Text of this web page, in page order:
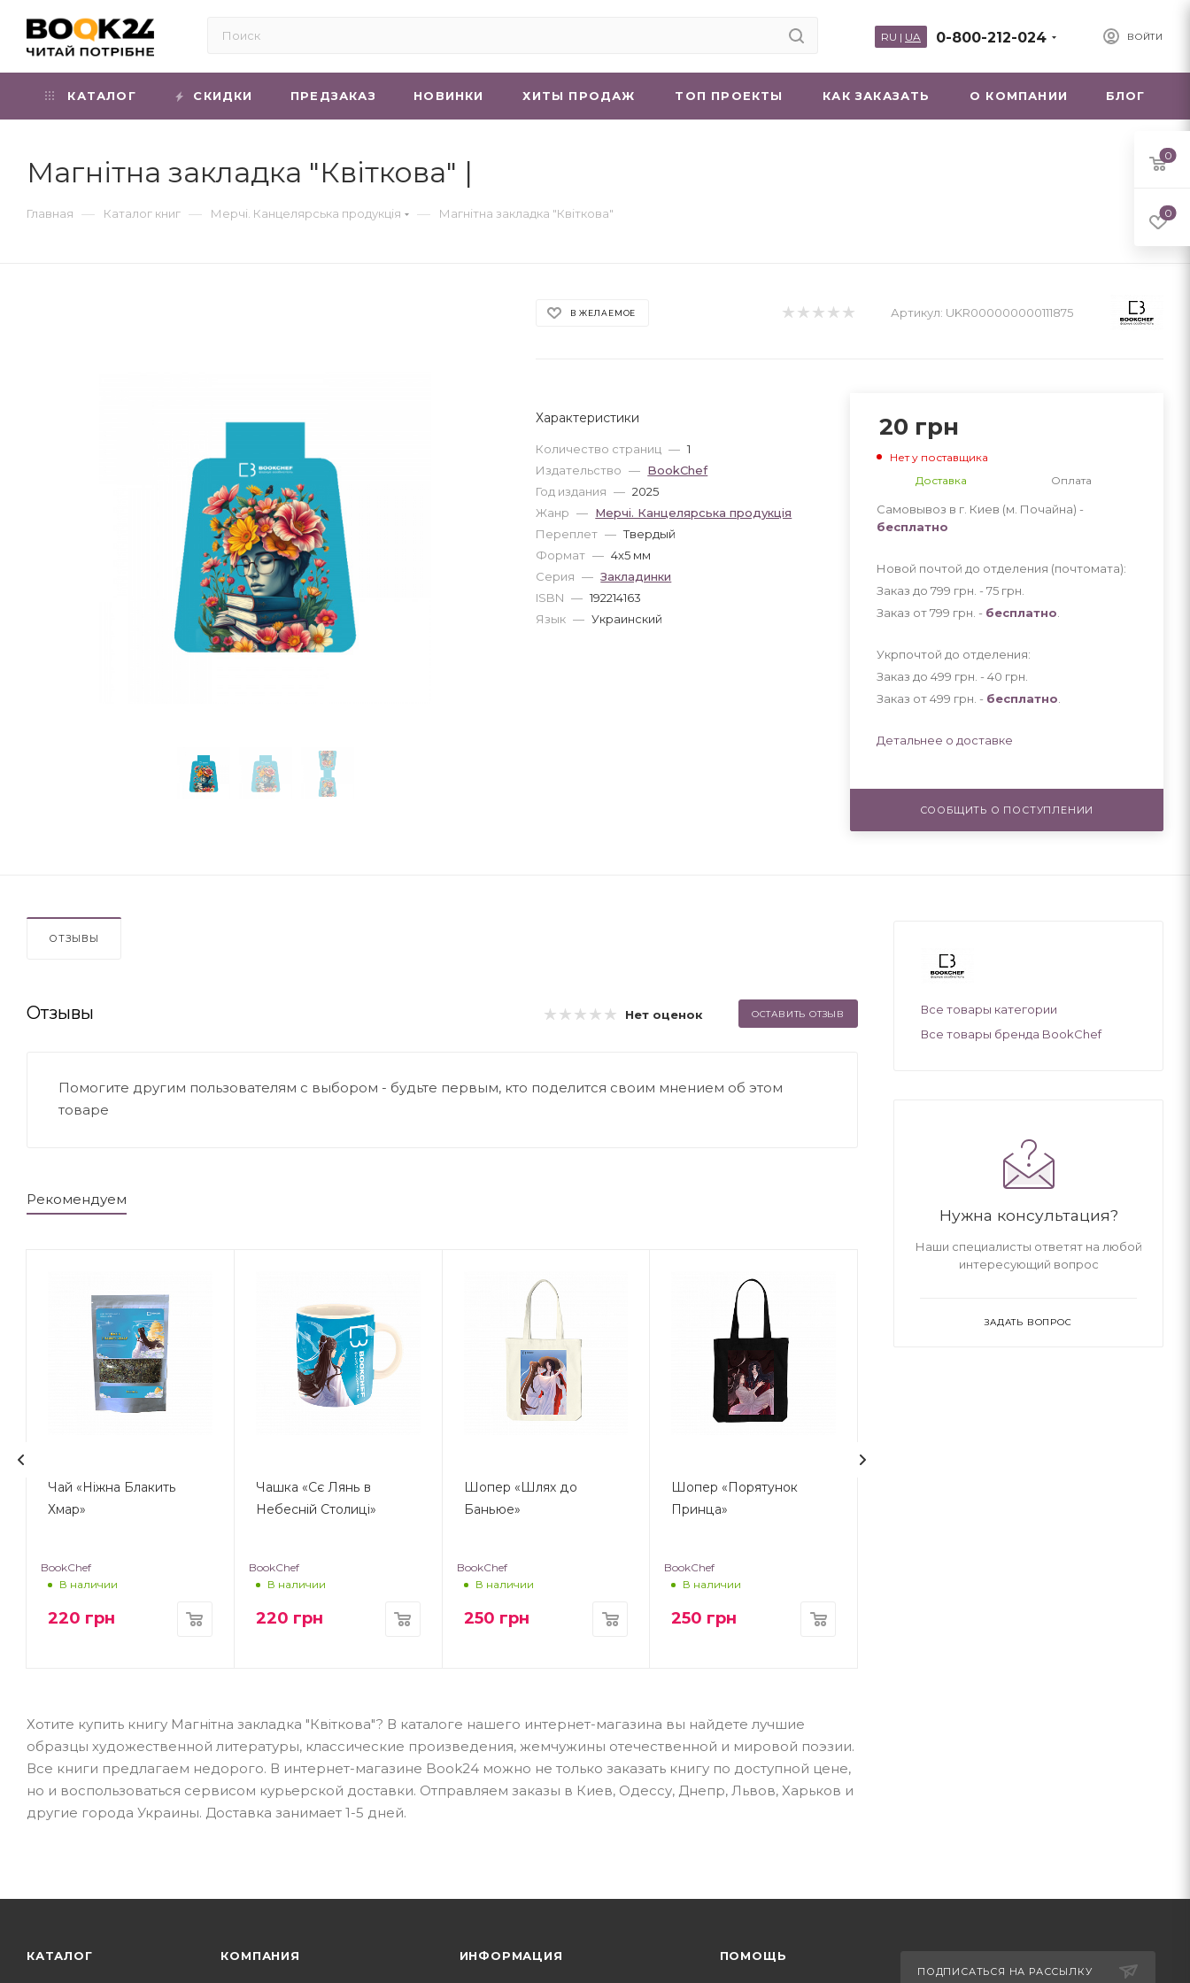
ВОЙТИ
0-800-212-024
RU | UA
КАТАЛОГ СКИДКИ ПРЕДЗАКАЗ НОВИНКИ ХИТЫ ПРОДАЖ ТОП ПРОЕКТЫ КАК ЗАКАЗАТЬ О КОМПАНИИ БЛОГ
Магнітна закладка "Квіткова" |
Главная — Каталог книг — Мерчі. Канцелярська продукція — Магнітна закладка "Квіткова"
В ЖЕЛАЕМОЕ Артикул: UKR000000000111875
Характеристики
Количество страниц — 1
Издательство — BookChef
Год издания — 2025
Жанр — Мерчі. Канцелярська продукція
Переплет — Твердый
Формат — 4x5 мм
Серия — Закладинки
ISBN — 192214163
Язык — Украинский
20 грн
Нет у поставщика
Доставка
Оплата
Самовывоз в г. Киев (м. Почайна) -
бесплатно
Новой почтой до отделения (почтомата):
Заказ до 799 грн. - 75 грн
Заказ от 799 грн. - бесплатно
Укрпочтой до отделения:
Заказ до 499 грн. - 40 грн
Заказ от 499 грн. - бесплатно
Детальнее о доставке
СООБЩИТЬ О ПОСТУПЛЕНИИ
ОТЗЫВЫ
Отзывы Нет оценок ОСТАВИТЬ ОТЗЫВ
Помогите другим пользователям с выбором - будьте первым, кто поделится своим мнением об этом
товаре
Рекомендуем
Чай «Ніжна Блакить
Хмар»
BookChef
В наличии
220 грн
Чашка «Сє Лянь в
Небесній Столиці»
BookChef
В наличии
220 грн
Шопер «Шлях до
Баньюе»
BookChef
В наличии
250 грн
Шопер «Порятунок
Принца»
BookChef
В наличии
250 грн
Хотите купить книгу Магнітна закладка "Квіткова"? В каталоге нашего интернет-магазина вы найдете лучшие
образцы художественной литературы, классические произведения, жемчужины отечественной и мировой поэзии.
Все книги предлагаем недорого. В интернет-магазине Book24 можно не только заказать книгу по доступной цене,
но и воспользоваться сервисом курьерской доставки. Отправляем заказы в Киев, Одессу, Днепр, Львов, Харьков и
другие города Украины. Доставка занимает 1-5 дней.
Все товары категории
Все товары бренда BookChef
Нужна консультация?
Наши специалисты ответят на любой
интересующий вопрос
ЗАДАТЬ ВОПРОС
КАТАЛОГ КОМПАНИЯ ИНФОРМАЦИЯ ПОМОЩЬ
ПОДПИСАТЬСЯ НА РАССЫЛКУ
0
0